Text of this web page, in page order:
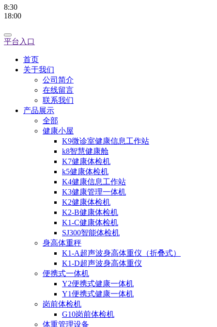
8:30
18:00
平台入口
首页
关于我们
公司简介
在线留言
联系我们
产品展示
全部
健康小屋
K9微诊室健康信息工作站
k8智慧健康舱
K7健康体检机
k5健康体检机
K4健康信息工作站
K3健康管理一体机
K2健康体检机
K2-B健康体检机
K1-C健康体检机
SJ300智能体检机
身高体重秤
K1-A超声波身高体重仪（折叠式）
K1-D超声波身高体重仪
便携式一体机
Y2便携式健康一体机
Y1便携式健康一体机
岗前体检机
G10岗前体检机
体重管理设备